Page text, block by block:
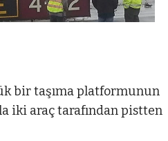
bir taşıma platformunun
iki araç tarafından pistten